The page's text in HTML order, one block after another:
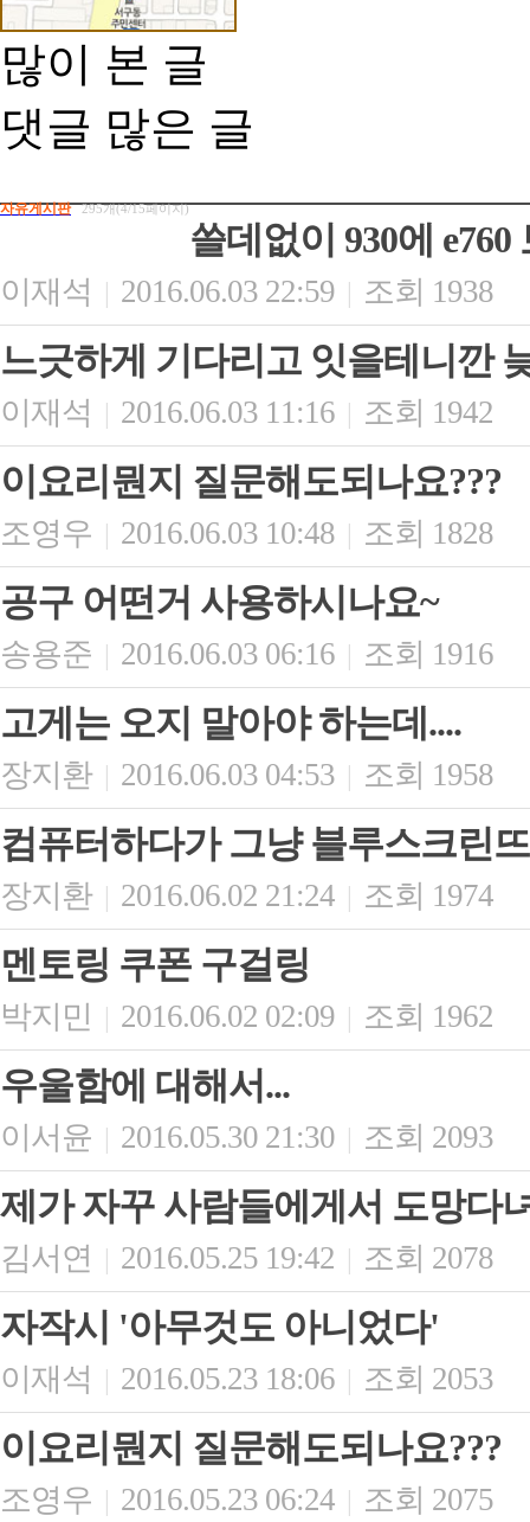
많이 본 글
댓글 많은 글
자유게시판 295개(4/15페이지)
쓸데없이 930에
이재석 | 2016.06.03 22:59 | 조회 1938
느긋하게 기다리고 잇을테니깐
이재석 | 2016.06.03 11:16 | 조회 1942
이요리뭔지 질문해도되나요???
조영우 | 2016.06.03 10:48 | 조회 1828
공구 어떤거 사용하시나요~
송용준 | 2016.06.03 06:16 | 조회 1916
고게는 오지 말아야 하는데....
장지환 | 2016.06.03 04:53 | 조회 1958
컴퓨터하다가 그냥 블루스크린
장지환 | 2016.06.02 21:24 | 조회 1974
멘토링 쿠폰 구걸링
박지민 | 2016.06.02 02:09 | 조회 1962
우울함에 대해서...
이서윤 | 2016.05.30 21:30 | 조회 2093
제가 자꾸 사람들에게서 도망다
김서연 | 2016.05.25 19:42 | 조회 2078
자작시 '아무것도 아니었다'
이재석 | 2016.05.23 18:06 | 조회 2053
이요리뭔지 질문해도되나요???
조영우 | 2016.05.23 06:24 | 조회 2075